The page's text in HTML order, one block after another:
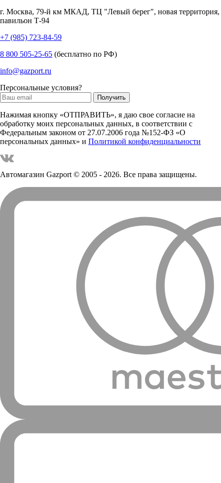
г. Москва, 79-й км МКАД, ТЦ "Левый берег", новая территория,
павильон Т-94
+7 (985) 723-84-59
8 800 505-25-65 (бесплатно по РФ)
info@gazport.ru
Персональные условия?
Нажимая кнопку «ОТПРАВИТЬ», я даю свое согласие на
обработку моих персональных данных, в соответствии с
Федеральным законом от 27.07.2006 года №152-ФЗ «О
персональных данных» и Политикой конфиденциальности
Автомагазин Gazport© 2005 - 2026. Все права защищены.